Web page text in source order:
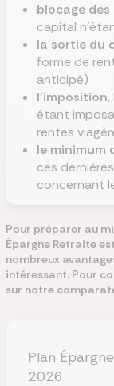
blocage
capital
la sortie du
forme de
anticipé)
l’imposition,
étant
rentes
le minimum
ces
concernant
Pour préparer au
Épargne Retraite
nombreux
intéressant. Pour
sur notre
Plan
2026